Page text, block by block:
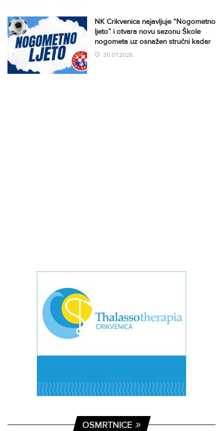
NK Crikvenica najavljuje “Nogometno
ljeto” i otvara novu sezonu Škole
nogometa uz osnažen stručni kadar
30.07.2026
OSMRTNICE